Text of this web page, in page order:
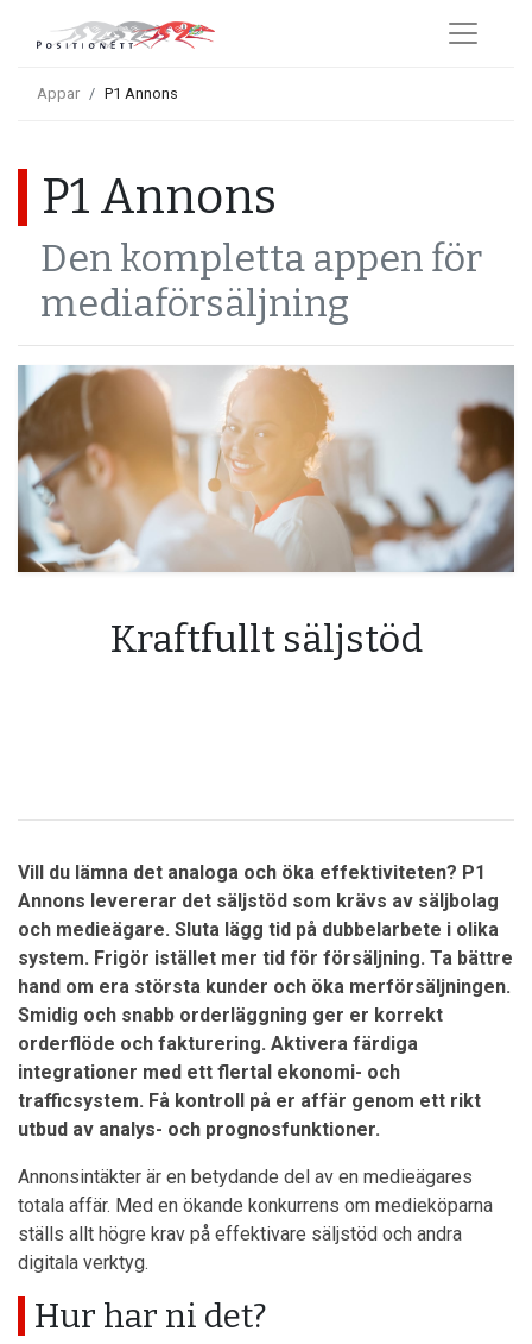
Appar P1 Annons
P1 Annons
Den kompletta appen för
mediaförsäljning
Kraftfullt säljstöd
Vill du lämna det analoga och öka effektiviteten? P1
Annons levererar det säljstöd som krävs av säljbolag
och medieägare. Sluta lägg tid på dubbelarbete i olika
system. Frigör istället mer tid för försäljning. Ta bättre
hand om era största kunder och öka merförsäljningen.
Smidig och snabb orderläggning ger er korrekt
orderflöde och fakturering. Aktivera färdiga
integrationer med ett flertal ekonomi- och
trafficsystem. Få kontroll på er affär genom ett rikt
utbud av analys- och prognosfunktioner.
Annonsintäkter är en betydande del av en medieägares
totala affär. Med en ökande konkurrens om medieköparna
ställs allt högre krav på effektivare säljstöd och andra
digitala verktyg.
Hur har ni det?